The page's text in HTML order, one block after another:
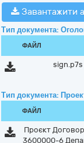
Завантажити
Тип документа:
ФАЙЛ
sign.p7s
Тип документа:
ФАЙЛ
Проєкт
3600000-6